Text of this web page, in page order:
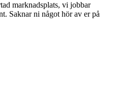
marknadsplats, vi jobbar
Saknar ni något hör av er på